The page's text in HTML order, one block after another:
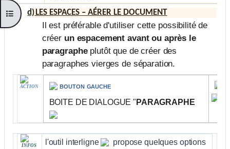
Ouvrir l’index du cours
d) LES ESPACES – AÉRER LE DOCUMENT
Il est préférable d'utiliser cette possibilité de
créer un espacement avant ou après le
paragrapheplutôt que de créer des
paragraphes vierges de séparation.
ACTION
bouton gauche
BOITE DE DIALOGUE " PARAGRAPHE
INFOS l'outil interligne propose quelques options